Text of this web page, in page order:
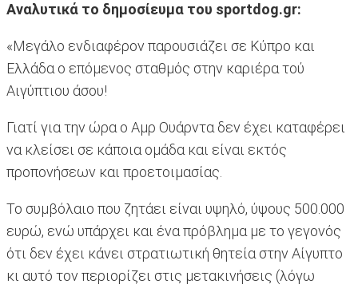
Αναλυτικά το δημοσίευμα του sportdog.gr:
«Μεγάλο ενδιαφέρον παρουσιάζει σε Κύπρο και
Ελλάδα ο επόμενος σταθμός στην καριέρα τού
Αιγύπτιου άσου!
Γιατί για την ώρα ο Αμρ Ουάρντα δεν έχει καταφέρει
να κλείσει σε κάποια ομάδα και είναι εκτός
προπονήσεων και προετοιμασίας.
Το συμβόλαιο που ζητάει είναι υψηλό, ύψους 500.000
ευρώ, ενώ υπάρχει και ένα πρόβλημα με το γεγονός
ότι δεν έχει κάνει στρατιωτική θητεία στην Αίγυπτο
κι αυτό τον περιορίζει στις μετακινήσεις (λόγω